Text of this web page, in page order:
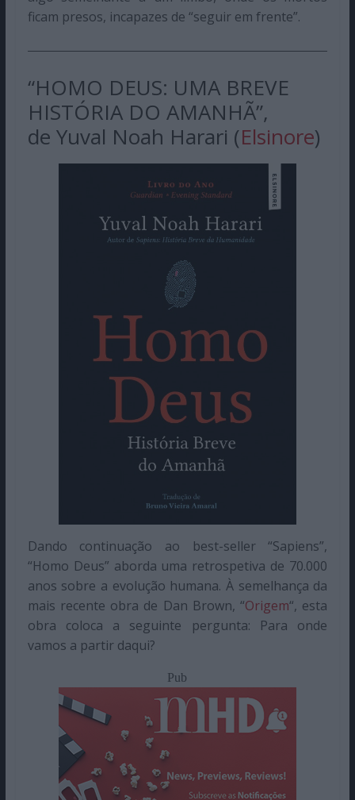
ficam presos, incapazes de “seguir em frente”.
“HOMO DEUS: UMA BREVE
HISTÓRIA DO AMANHÃ”,
de Yuval Noah Harari (Elsinore)
Dando continuação ao best-seller “Sapiens”,
“Homo Deus” aborda uma retrospetiva de 70.000
anos sobre a evolução humana. À semelhança da
mais recente obra de Dan Brown, “Origem“, esta
obra coloca a seguinte pergunta: Para onde
vamos a partir daqui?
Pub